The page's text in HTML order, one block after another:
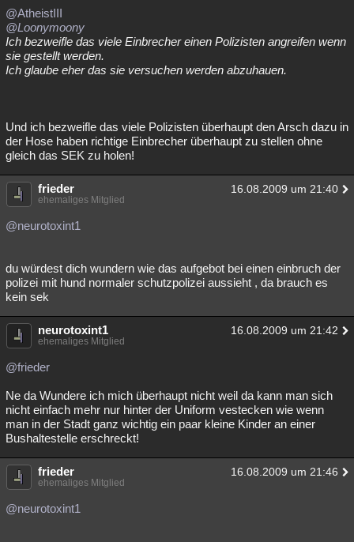
@AtheistIII
@Loonymoony
Ich bezweifle das viele Einbrecher einen Polizisten angreifen wenn
sie gestellt werden.
Ich glaube eher das sie versuchen werden abzuhauen.
Und ich bezweifle das viele Polizisten überhaupt den Arsch dazu in
der Hose haben richtige Einbrecher überhaupt zu stellen ohne
gleich das SEK zu holen!
frieder 16.08.2009 um 21:40
ehemaliges Mitglied
@neurotoxint1
du würdest dich wundern wie das aufgebot bei einen einbruch der
polizei mit hund normaler schutzpolizei aussieht , da brauch es
kein sek
neurotoxint1 16.08.2009 um 21:42
ehemaliges Mitglied
@frieder
Ne da Wundere ich mich überhaupt nicht weil da kann man sich
nicht einfach mehr nur hinter der Uniform vestecken wie wenn
man in der Stadt ganz wichtig ein paar kleine Kinder an einer
Bushaltestelle erschreckt!
frieder 16.08.2009 um 21:46
ehemaliges Mitglied
@neurotoxint1